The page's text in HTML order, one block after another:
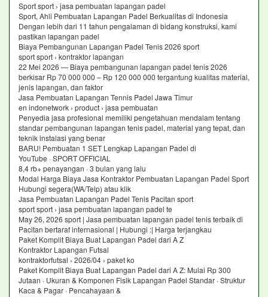
Sport sport › jasa pembuatan lapangan padel
Sport, Ahli Pembuatan Lapangan Padel Berkualitas di Indonesia
Dengan lebih dari 11 tahun pengalaman di bidang konstruksi, kami
pastikan lapangan padel
Biaya Pembangunan Lapangan Padel Tenis 2026 sport
sport sport › kontraktor lapangan
22 Mei 2026 — Biaya pembangunan lapangan padel tenis 2026
berkisar Rp 70 000 000 – Rp 120 000 000 tergantung kualitas material,
jenis lapangan, dan faktor
Jasa Pembuatan Lapangan Tennis Padel Jawa Timur
en indonetwork › product › jasa pembuatan
Penyedia jasa profesional memiliki pengetahuan mendalam tentang
standar pembangunan lapangan tenis padel, material yang tepat, dan
teknik instalasi yang benar
BARU! Pembuatan 1 SET Lengkap Lapangan Padel di
YouTube · SPORT OFFICIAL
8,4 rb+ penayangan · 3 bulan yang lalu
Modal Harga Biaya Jasa Kontraktor Pembuatan Lapangan Padel Sport
Hubungi segera(WA/Telp) atau klik
Jasa Pembuatan Lapangan Padel Tenis Pacitan sport
sport sport › jasa pembuatan lapangan padel te
May 26, 2026 sport | Jasa pembuatan lapangan padel tenis terbaik di
Pacitan bertaraf internasional | Hubungi :| Harga terjangkau
Paket Komplit Biaya Buat Lapangan Padel dari A Z
Kontraktor Lapangan Futsal
kontraktorfutsal › 2026/04 › paket ko
Paket Komplit Biaya Buat Lapangan Padel dari A Z: Mulai Rp 300
Jutaan · Ukuran & Komponen Fisik Lapangan Padel Standar · Struktur
Kaca & Pagar · Pencahayaan &